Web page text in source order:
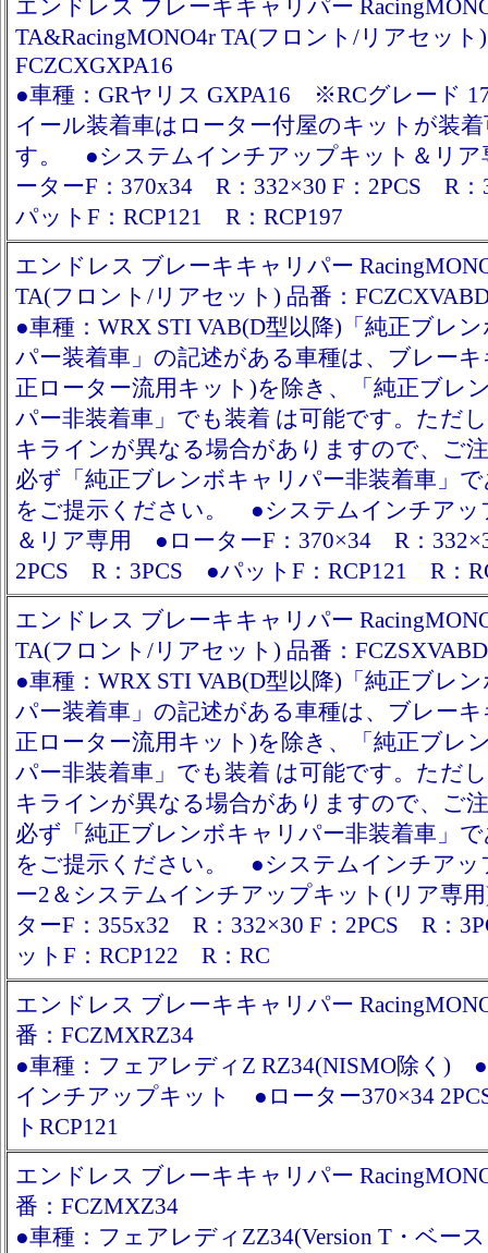
エンドレス ブレーキキャリパー
TA&RacingMONO4r TA(フロント/リアセット
FCZCXGXPA16
●車種：GRヤリス GXPA16 ※RCグレード
イール装着車はローター付屋のキットが装
す。 ●システムインチアップキット＆リ
ーターF：370x34 R：332×30 F：2PCS R
パットF：RCP121 R：RCP197
エンドレス ブレーキキャリパー
TA(フロント/リアセット) 品番：
●車種：WRX STI VAB(D型以降)「純正ブレ
パー装着車」の記述がある車種は、ブレー
正ローター流用キット)を除き、「純正ブレ
パー非装着車」でも装着 は可能です。ただ
キラインが異なる場合がありますので、ご
必ず「純正ブレンボキャリパー非装着車」
をご提示ください。 ●システムインチアッ
＆リア専用 ●ローターF：370×34 R：
2PCS R：3PCS ●パットF：RCP121 R：
エンドレス ブレーキキャリパー
TA(フロント/リアセット) 品番：FCZSXVABD
●車種：WRX STI VAB(D型以降)「純正ブレ
パー装着車」の記述がある車種は、ブレー
正ローター流用キット)を除き、「純正ブレ
パー非装着車」でも装着 は可能です。ただ
キラインが異なる場合がありますので、ご
必ず「純正ブレンボキャリパー非装着車」
をご提示ください。 ●システムインチアッ
ー2＆システムインチアップキット(リア専
ターF：355x32 R：332×30 F：2PCS R：
ットF：RCP122 R：RC
エンドレス ブレーキキャリパー
番：FCZMXRZ34
●車種：フェアレディZ RZ34(NISMO除く)
インチアップキット ●ローター370×34
トRCP121
エンドレス ブレーキキャリパー
番：FCZMXZ34
●車種：フェアレディZZ34(Version T・ベー